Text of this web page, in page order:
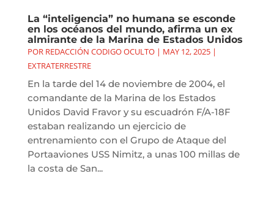
La “inteligencia” no humana se esconde
en los océanos del mundo, afirma un ex
almirante de la Marina de Estados Unidos
POR REDACCIÓN CODIGO OCULTO| MAY 12, 2025|
EXTRATERRESTRE
En la tarde del 14 de noviembre de 2004, el
comandante de la Marina de los Estados
Unidos David Fravor y su escuadrón F/A-18F
estaban realizando un ejercicio de
entrenamiento con el Grupo de Ataque del
Portaaviones USS Nimitz, a unas 100 millas de
la costa de San...